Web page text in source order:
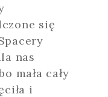
się
nas
mała cały
i